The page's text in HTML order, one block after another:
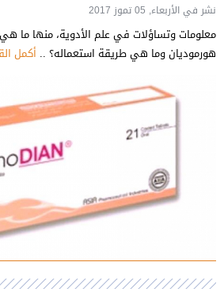
نشر في الأربعاء, 05 تموز 2017
معلومات وتساؤلات في علم الأدوية، منها ما
هورموديان وما هي طريقة استعماله؟ .. أكمل